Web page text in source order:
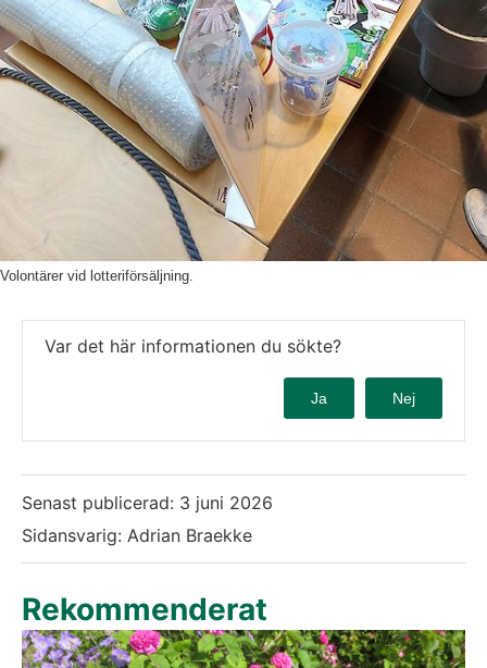
Volontärer vid lotteriförsäljning.
Var det här informationen du sökte?
Ja Nej
Senast publicerad: 3 juni 2026
Sidansvarig: Adrian Braekke
Rekommenderat